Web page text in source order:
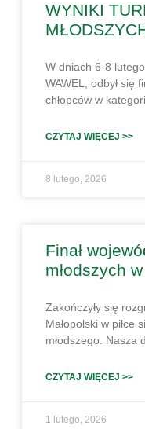
WYNIKI
W dniach 6-8
WAWEL, odbył się
chłopców w
CZYTAJ WIĘCEJ >>
8 lutego, 2026
Finał
młodszych
Zakończyły się
Małopolski w piłce
młodszego. Nasza
CZYTAJ WIĘCEJ >>
1 lutego, 2026